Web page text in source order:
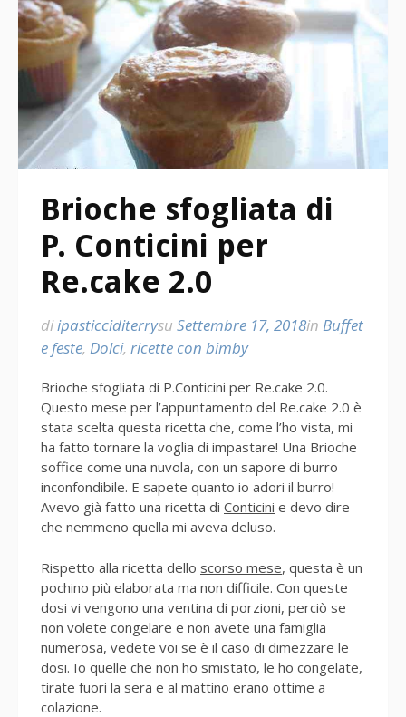
Brioche sfogliata di
P. Conticini per
Re.cake 2.0
diipasticciditerrysu Settembre 17, 2018in Buffet
e feste, Dolci, ricette con bimby
Brioche sfogliata di P.Conticini per Re.cake 2.0.
Questo mese per l’appuntamento del Re.cake 2.0 è
stata scelta questa ricetta che, come l’ho vista, mi
ha fatto tornare la voglia di impastare! Una Brioche
soffice come una nuvola, con un sapore di burro
inconfondibile. E sapete quanto io adori il burro!
Avevo già fatto una ricetta di Conticini e devo dire
che nemmeno quella mi aveva deluso.
Rispetto alla ricetta dello scorso mese, questa è un
pochino più elaborata ma non difficile. Con queste
dosi vi vengono una ventina di porzioni, perciò se
non volete congelare e non avete una famiglia
numerosa, vedete voi se è il caso di dimezzare le
dosi. Io quelle che non ho smistato, le ho congelate,
tirate fuori la sera e al mattino erano ottime a
colazione.